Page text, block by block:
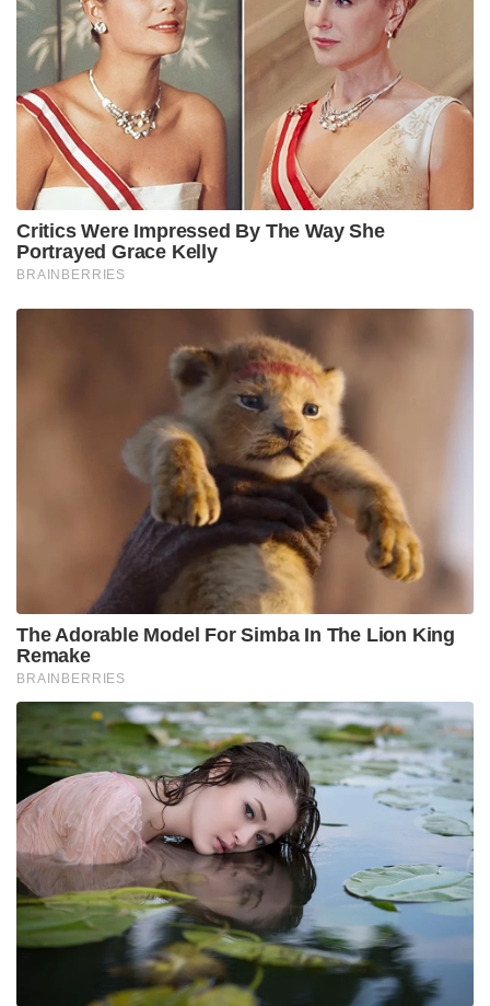
കടത്തുകയായിരുന്നു ഇയാളുടെ രീതി. ഈ വലിയ
മാഫിയയെ നിയന്ത്രിക്കുന്നതിനായി ഇസ്ഹാറുൽ
പലതവണ നേപ്പാൾ സന്ദർശിച്ചതായും
കണ്ടെത്തിയിട്ടുണ്ട്. ഭോപ്പാൽ സ്വദേശിയായ മുഹമ്മദ്
ഫറാസ് എന്ന ഖാലിദ് സൈഫുള്ളയെ മധ്യപ്രദേശ്
എടിഎസ് അറസ്റ്റ് ചെയ്തതോടെയാണ് ഈ
ശൃംഖലയുടെ ചുരുളഴിയുന്നത്.
മുഹമ്മദ് ഫറാസിനെ വിശദമായി ചോദ്യം ചെയ്തതിൽ
നിന്നും ഇയാളുടെ ഫോണിലെ വാട്സാപ്പ് ചാറ്റുകൾ,
നിന്നുമാണ് ഉത്തർപ്രദേശിലെ സഹാറൻപൂർ സ്വദേശി
നയീം അബ്ദുള്ള, ബിഹാർ സ്വദേശി ഇസ്ഹാറുൽ
എന്നിവരുടെ പങ്കാളിത്തം പുറത്തുവരുന്നത്. തുടർന്ന്
എടിഎസ് പ്രത്യേക സംഘം യുപിയിൽ നിന്ന്
നയീമിനെയും ബിഹാറിൽ നിന്ന് ഇസ്ഹാറുലിനെയും
പിടികൂടുകയായിരുന്നു. മദ്രസ വിദ്യാഭ്യാസത്തിന്റെ
മറവിൽ യുവാക്കളെ മസ്തിഷ്കപ്രക്ഷാളനം
(Brainwash) നടത്തി ഭീകരപ്രവർത്തനങ്ങളിലേക്ക്
ആകർഷിക്കുകയായിരുന്നു ഇസ്ഹാറുലിന്റെ പ്രധാന
ചുമതല. ഭഗൽപൂർ, കിഷൻഗഞ്ച്, പൂർണിയ, ദർഭംഗ
തുടങ്ങിയ ജില്ലകളിൽ നിന്ന് വലിയ തോതിൽ സിം
കാർഡുകൾ ഇയാൾ കടത്തിയിട്ടുണ്ട്.
പിടിയിലായ മൂന്ന് പേരും പാകിസ്താൻ കേന്ദ്രീകരിച്ച്
പ്രവർത്തിക്കുന്ന ഭീകര നേതാവ് മുഫ്തി സൈനുൽ
ആബിദീനുമായി നേരിട്ട് ബന്ധമുള്ളവരാണ്.
പ്രവാചകന് വേണ്ടി ജീവൻ ത്യാഗം ചെയ്യുന്നത്
അഭിമാനമാണെന്ന് വ്യക്തമാക്കുന്ന തീവ്രവാദ
സ്വഭാവമുള്ള ഓഡിയോ സന്ദേശങ്ങൾ മുഫ്തി
ഇവർക്ക് ടെലിഗ്രാം വഴി അയച്ചിരുന്നു. സമാനമായ
രീതിയിൽ ഓഡിയോ, വീഡിയോ സന്ദേശങ്ങൾ
റെക്കോർഡ് ചെയ്ത് അയച്ച് തങ്ങളുടെ വിശ്വസ്തത
തെളിയിക്കാൻ മുഫ്തി ആവശ്യപ്പെട്ടതനുസരിച്ച് ഇവർ
പാകിസ്താനിലേക്ക് ദൃശ്യങ്ങൾ അയച്ചു നൽകുകയും
ചെയ്തു. ഇന്ത്യയിലെ പ്രമുഖ